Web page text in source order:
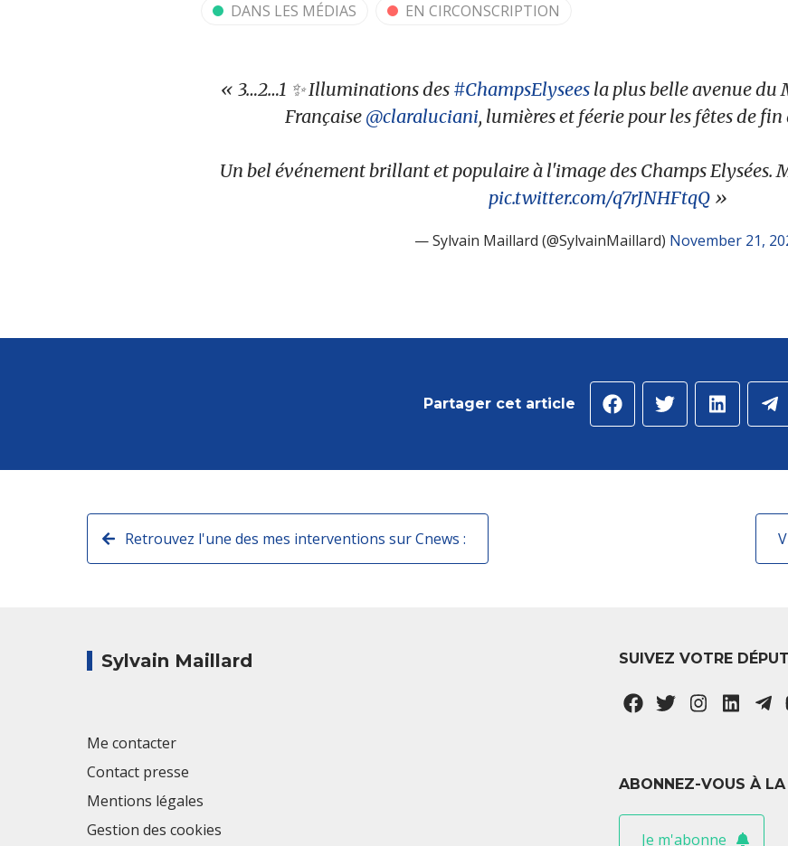
DANS LES MÉDIAS EN CIRCONSCRIPTION
3…2…1 ✨ Illuminations des #ChampsElyseesla plus belle avenue du
Française @claraluciani, lumières et féerie pour les fêtes de fin
Un bel événement brillant et populaire à l'image des Champs Elysées.
pic.twitter.com/q7rJNHFtqQ
— Sylvain Maillard (@SylvainMaillard) November 21,
Partager cet article
Retrouvez l'une des mes interventions sur Cnews :
Sylvain Maillard
Me contacter
Contact presse
Mentions légales
Gestion des cookies
SUIVEZ VOTRE
ABONNEZ-VOUS À
Je m'abonne